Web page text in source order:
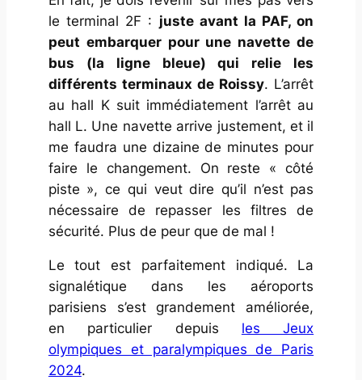
le terminal 2F : juste avant la PAF, on
peut embarquer pour une navette de
bus (la ligne bleue) qui relie les
différents terminaux de Roissy. L’arrêt
au hall K suit immédiatement l’arrêt au
hall L. Une navette arrive justement, et il
me faudra une dizaine de minutes pour
faire le changement. On reste « côté
piste », ce qui veut dire qu’il n’est pas
nécessaire de repasser les filtres de
sécurité. Plus de peur que de mal !
Le tout est parfaitement indiqué. La
signalétique dans les aéroports
parisiens s’est grandement améliorée,
en particulier depuis les Jeux
olympiques et paralympiques de Paris
2024.